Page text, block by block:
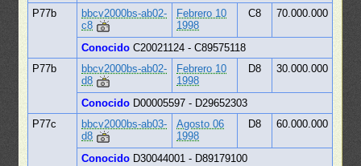
P77b
bbcv2000bs-ab02-
c8
Febrero 10
1998
C8 70.000.000
Conocido C20021124 - C89575118
P77b
bbcv2000bs-ab02-
d8
Febrero 10
1998
D8 30.000.000
Conocido D00005597 - D29652303
P77c
bbcv2000bs-ab03-
d8
Agosto 06
1998
D8 60.000.000
Conocido D30044001 - D89179100